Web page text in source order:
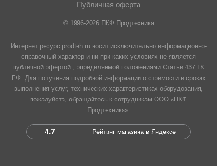
Публичная оферта
© 1996-2026 ПКФ Продтехника
Интернет ресурс prodteh.ru носит исключительно информационно-
справочный характер и ни при каких условиях не является
публичной офертой , определяемой положениями Статьи 437 ГК
РФ. Для получения подробной информации о стоимости и сроках
выполнения услуг, технических характеристиках оборудования,
пожалуйста, обращайтесь к сотрудникам ООО «ПКФ
Продтехника».
4.7 Рейтинг магазина в Яндексе